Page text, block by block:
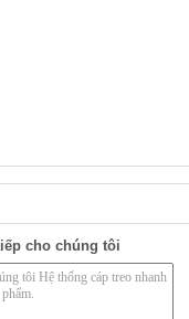
cho chúng tôi